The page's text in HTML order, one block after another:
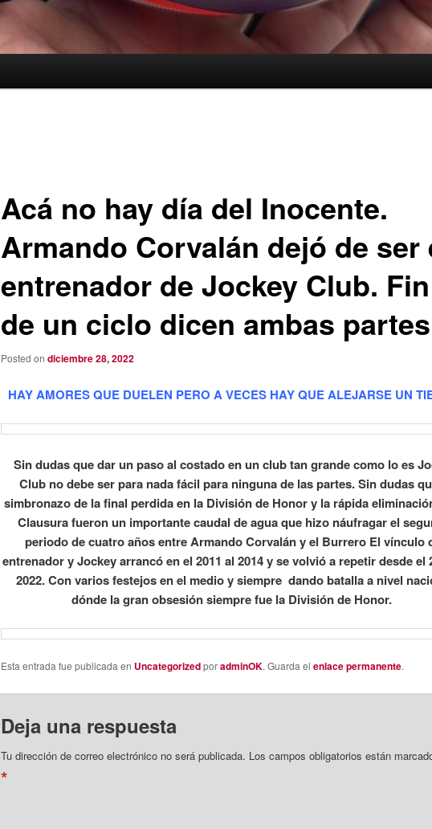
Acá no hay día del Inocente.
Armando Corvalán dejó de ser
entrenador de Jockey Club. Fin
de un ciclo dicen ambas
Posted on diciembre 28, 2022
HAY AMORES QUE DUELEN PERO A VECES HAY QUE ALEJARSE UN
Sin dudas que dar un paso al costado en un club tan grande como lo es
Club no debe ser para nada fácil para ninguna de las partes. Sin dudas
simbronazo de la final perdida en la División de Honor y la rápida
Clausura fueron un importante caudal de agua que hizo náufragar el
periodo de cuatro años entre Armando Corvalán y el Burrero El vínculo
entrenador y Jockey arrancó en el 2011 al 2014 y se volvió a repetir desde el
2022. Con varios festejos en el medio y siempre dando batalla a nivel
dónde la gran obsesión siempre fue la División de Honor.
Esta entrada fue publicada en UncategorizedporadminOK. Guarda el enlace permanente.
Deja una respuesta
Tu dirección de correo electrónico no será publicada. Los campos obligatorios están
*